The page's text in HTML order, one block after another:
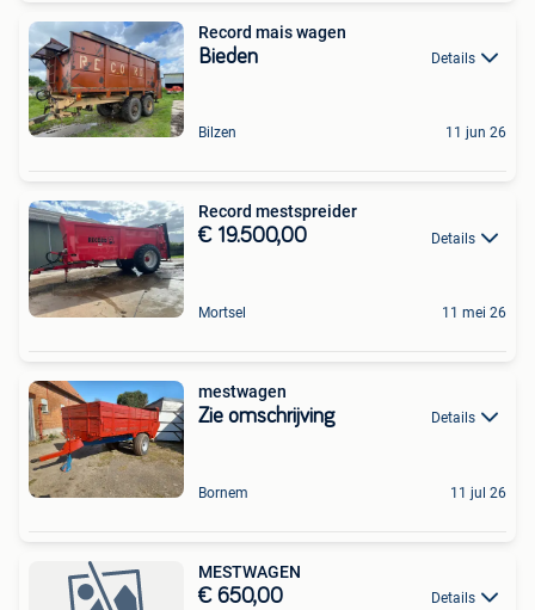
Record mais wagen
Bieden Details
Bilzen 11 jun 26
Record mestspreider
€ 19.500,00 Details
Mortsel 11 mei 26
mestwagen
Zie omschrijving Details
Bornem 11 jul 26
MESTWAGEN
€ 650,00 Details